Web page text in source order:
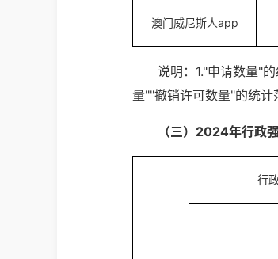
澳门威尼斯人app
说明：1."申请数量"
量""撤销许可数量"的统计
（三）2024年行政
行